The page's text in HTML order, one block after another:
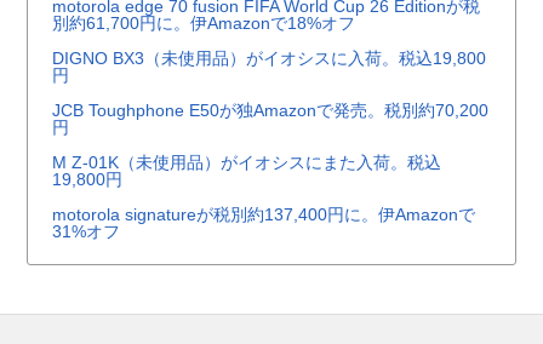
motorola edge 70 fusion FIFA World Cup 26 Editionが税
別約61,700円に。伊Amazonで18%オフ
DIGNO BX3（未使用品）がイオシスに入荷。税込19,800
円
JCB Toughphone E50が独Amazonで発売。税別約70,200
円
M Z-01K（未使用品）がイオシスにまた入荷。税込
19,800円
motorola signatureが税別約137,400円に。伊Amazonで
31%オフ